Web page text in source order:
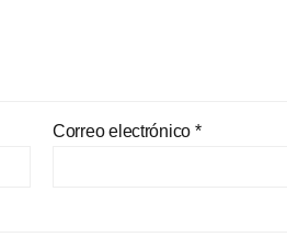
Correo electrónico *